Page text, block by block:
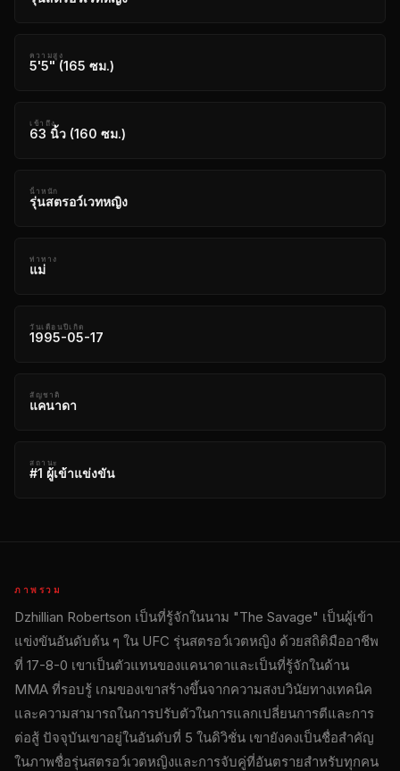
ความสูง
5'5" (165 ซม.)
เข้าถึง
63 นิ้ว (160 ซม.)
น้ําหนัก
รุ่นสตรอว์เวทหญิง
ท่าทาง
แม่
วันเดือนปีเกิด
1995-05-17
สัญชาติ
แคนาดา
สถานะ
#1 ผู้เข้าแข่งขัน
ภาพรวม
Dzhillian Robertson เป็นที่รู้จักในนาม "The Savage" เป็นผู้เข้า
แข่งขันอันดับต้น ๆ ใน UFC รุ่นสตรอว์เวตหญิง ด้วยสถิติมืออาชีพ
ที่ 17-8-0 เขาเป็นตัวแทนของแคนาดาและเป็นที่รู้จักในด้าน
MMA ที่รอบรู้ เกมของเขาสร้างขึ้นจากความสงบวินัยทางเทคนิค
และความสามารถในการปรับตัวในการแลกเปลี่ยนการตีและการ
ต่อสู้ ปัจจุบันเขาอยู่ในอันดับที่ 5 ในดิวิชั่น เขายังคงเป็นชื่อสําคัญ
ในภาพชื่อรุ่นสตรอว์เวตหญิงและการจับคู่ที่อันตรายสําหรับทุกคน